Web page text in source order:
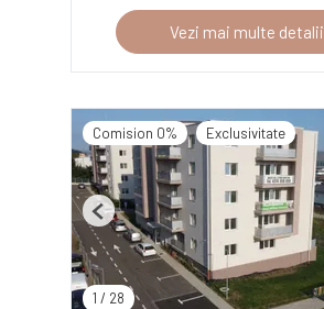
Vezi mai multe detalii
Comision 0% Exclusivitate
1 / 28
Previous